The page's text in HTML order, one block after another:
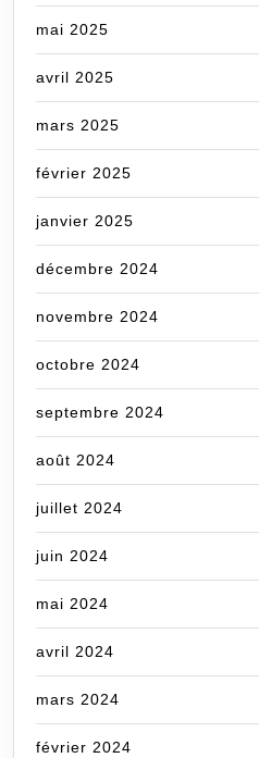
mai 2025
avril 2025
mars 2025
février 2025
janvier 2025
décembre 2024
novembre 2024
octobre 2024
septembre 2024
août 2024
juillet 2024
juin 2024
mai 2024
avril 2024
mars 2024
février 2024